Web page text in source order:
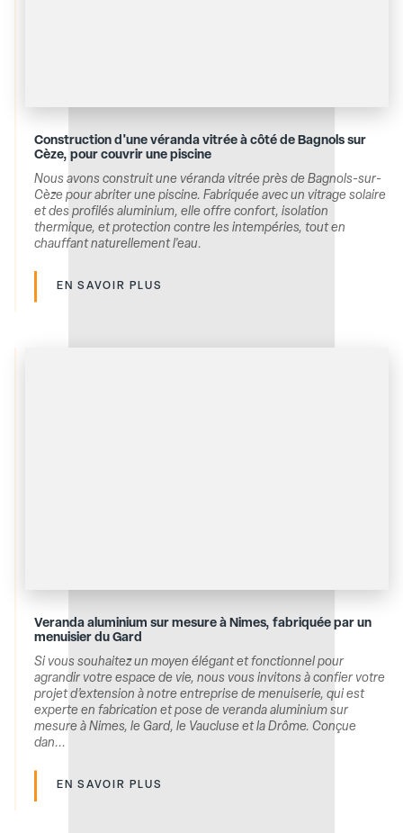
Construction d'une véranda vitrée à côté de Bagnols sur
Cèze, pour couvrir une piscine
Nous avons construit une véranda vitrée près de Bagnols-sur-
Cèze pour abriter une piscine. Fabriquée avec un vitrage solaire
et des profilés aluminium, elle offre confort, isolation
thermique, et protection contre les intempéries, tout en
chauffant naturellement l'eau.
EN SAVOIR PLUS
Veranda aluminium sur mesure à Nimes, fabriquée par un
menuisier du Gard
Si vous souhaitez un moyen élégant et fonctionnel pour
agrandir votre espace de vie, nous vous invitons à confier votre
projet d’extension à notre entreprise de menuiserie, qui est
experte en fabrication et pose de veranda aluminium sur
mesure à Nimes, le Gard, le Vaucluse et la Drôme. Conçue
dan...
EN SAVOIR PLUS